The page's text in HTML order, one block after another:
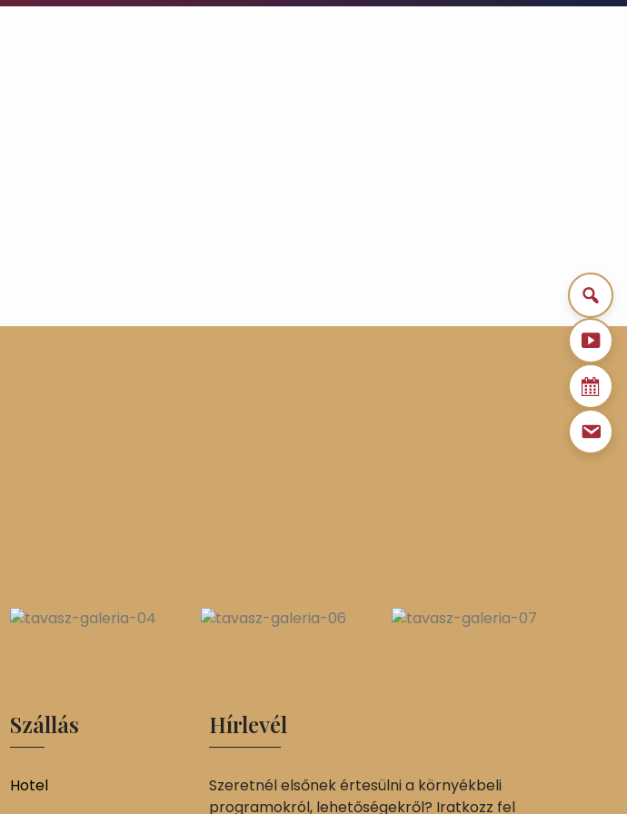
Szállás
Hotel
Hírlevél
Szeretnél elsőnek értesülni a környékbeli
programokról, lehetőségekről? Iratkozz fel